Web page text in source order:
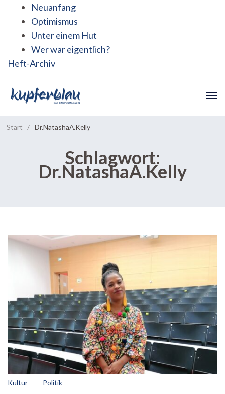
Neuanfang
Optimismus
Unter einem Hut
Wer war eigentlich?
Heft-Archiv
Start / Dr.NatashaA.Kelly
Schlagwort:
Dr.NatashaA.Kelly
Kultur Politik